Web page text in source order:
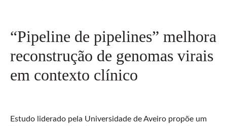
“Pipeline de pipelines” melhora
reconstrução de genomas virais
em contexto clínico
Estudo liderado pela Universidade de Aveiro propõe um